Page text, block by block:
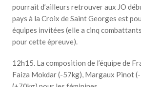
pourrait d’ailleurs retrouver aux JO
pays à la Croix de Saint Georges est
équipes invitées (elle a cinq
pour cette épreuve).
12h15. La composition de l’équipe de
Faiza Mokdar (-57kg), Margaux Pinot